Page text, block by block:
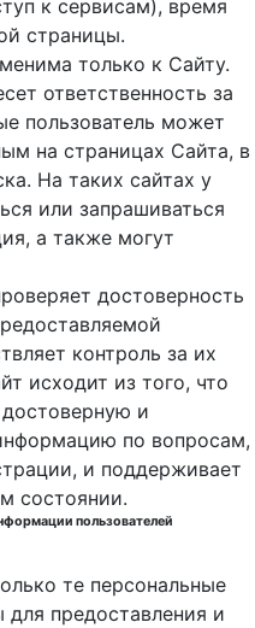
к cервисам), время
страницы.
только к Сайту.
ответственность за
пользователь может
на страницах Сайта, в
На таких сайтах у
или запрашиваться
а также могут
достоверность
контроль за их
исходит из того, что
достоверную и
по вопросам,
и поддерживает
состоянии.
пользователей
те персональные
предоставления и